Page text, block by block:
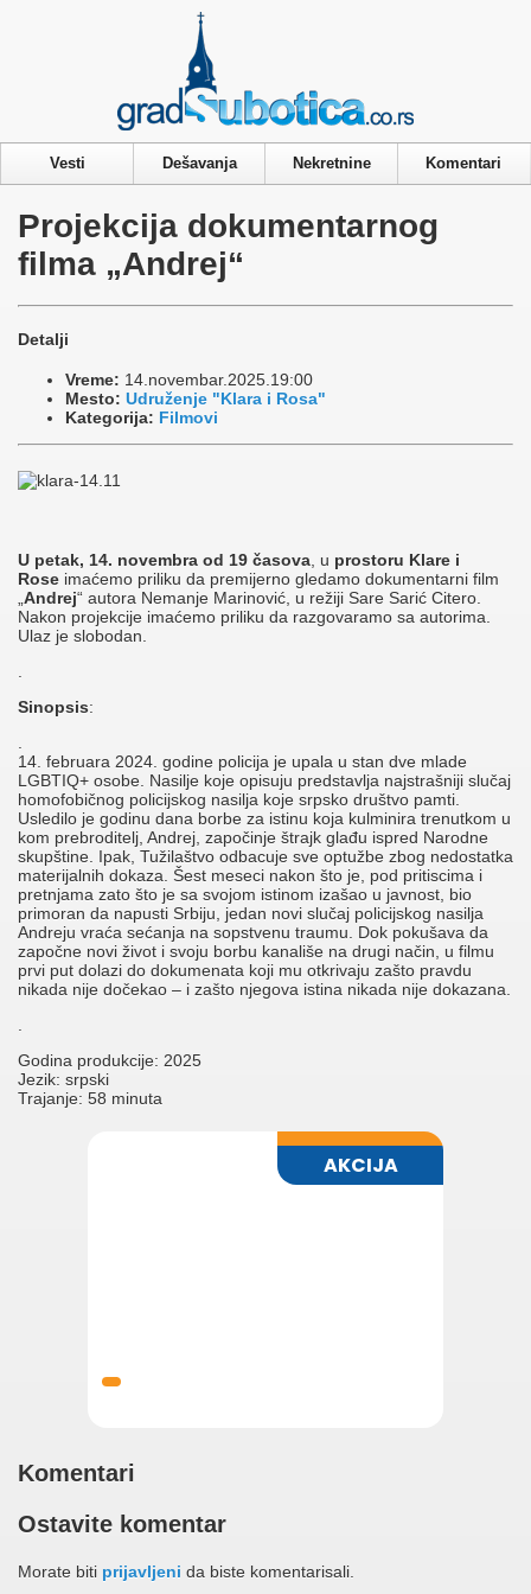
Vesti Dešavanja Nekretnine Komentari
Projekcija dokumentarnog
filma „Andrej“
Detalji
Vreme: 14.novembar.2025.19:00
Mesto: Udruženje "Klara i Rosa"
Kategorija: Filmovi
U petak, 14. novembra od 19 časova, u prostoru Klare i
Rose imaćemo priliku da premijerno gledamo dokumentarni film
„Andrej“ autora Nemanje Marinović, u režiji Sare Sarić Citero.
Nakon projekcije imaćemo priliku da razgovaramo sa autorima.
Ulaz je slobodan.
.
Sinopsis:
.
14. februara 2024. godine policija je upala u stan dve mlade
LGBTIQ+ osobe. Nasilje koje opisuju predstavlja najstrašniji slučaj
homofobičnog policijskog nasilja koje srpsko društvo pamti.
Usledilo je godinu dana borbe za istinu koja kulminira trenutkom u
kom prebroditelj, Andrej, započinje štrajk glađu ispred Narodne
skupštine. Ipak, Tužilaštvo odbacuje sve optužbe zbog nedostatka
materijalnih dokaza. Šest meseci nakon što je, pod pritiscima i
pretnjama zato što je sa svojom istinom izašao u javnost, bio
primoran da napusti Srbiju, jedan novi slučaj policijskog nasilja
Andreju vraća sećanja na sopstvenu traumu. Dok pokušava da
započne novi život i svoju borbu kanališe na drugi način, u filmu
prvi put dolazi do dokumenata koji mu otkrivaju zašto pravdu
nikada nije dočekao – i zašto njegova istina nikada nije dokazana.
.
Godina produkcije: 2025
Jezik: srpski
Trajanje: 58 minuta
Komentari
Ostavite komentar
Morate biti prijavljeni da biste komentarisali.
Privacy & Cookies Policy